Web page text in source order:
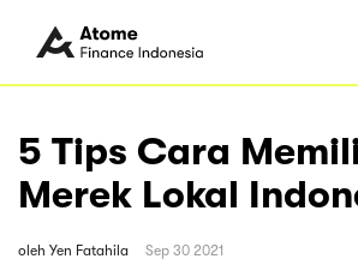
5 Tips Cara
Merek Lokal
oleh Yen Fatahila Sep 30 2021